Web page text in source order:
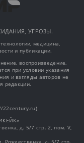
УГРОЗЫ.
медицина,
и публикации.
воспроизведение,
при условии указания
и взгляды авторов не
редакции.
22century.ru)
д. 5/7 стр. 2, пом. V,
Рождественка, д. 5/7 стр.